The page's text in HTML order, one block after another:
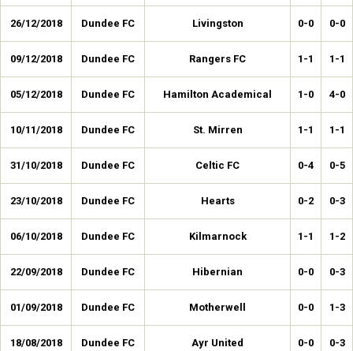
26/12/2018 Dundee FC Livingston 0-0 0-0
09/12/2018 Dundee FC Rangers FC 1-1 1-1
05/12/2018 Dundee FC Hamilton Academical 1-0 4-0
10/11/2018 Dundee FC St. Mirren 1-1 1-1
31/10/2018 Dundee FC Celtic FC 0-4 0-5
23/10/2018 Dundee FC Hearts 0-2 0-3
06/10/2018 Dundee FC Kilmarnock 1-1 1-2
22/09/2018 Dundee FC Hibernian 0-0 0-3
01/09/2018 Dundee FC Motherwell 0-0 1-3
18/08/2018 Dundee FC Ayr United 0-0 0-3